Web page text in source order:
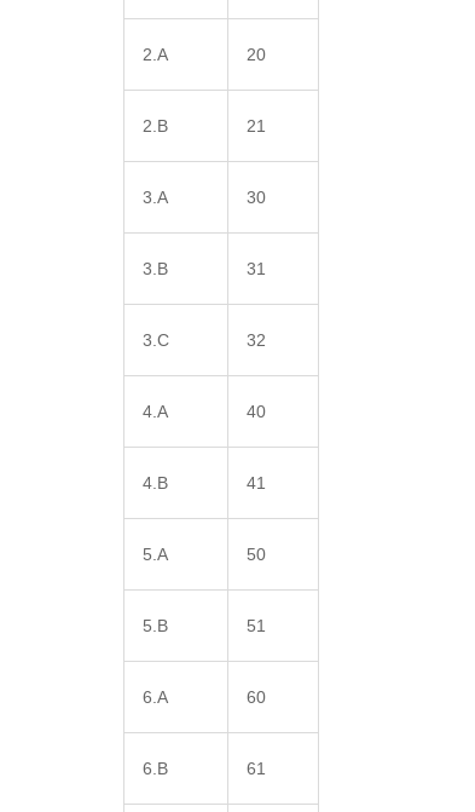
2.A 20
2.B 21
3.A 30
3.B 31
3.C 32
4.A 40
4.B 41
5.A 50
5.B 51
6.A 60
6.B 61